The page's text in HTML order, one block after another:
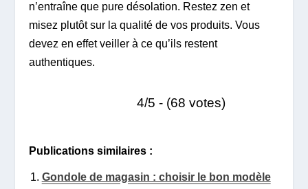
n’entraîne que pure désolation. Restez zen et
misez plutôt sur la qualité de vos produits. Vous
devez en effet veiller à ce qu’ils restent
authentiques.
4/5 - (68 votes)
Publications similaires :
Gondole de magasin : choisir le bon modèle